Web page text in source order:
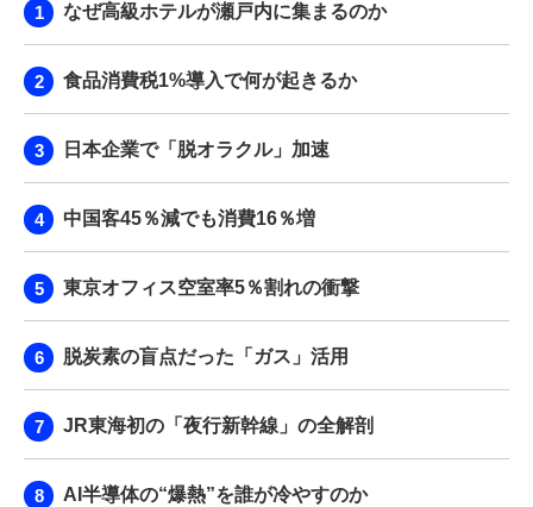
なぜ高級ホテルが瀬戸内に集まるのか
食品消費税1%導入で何が起きるか
日本企業で「脱オラクル」加速
中国客45％減でも消費16％増
東京オフィス空室率5％割れの衝撃
脱炭素の盲点だった「ガス」活用
JR東海初の「夜行新幹線」の全解剖
AI半導体の“爆熱”を誰が冷やすのか